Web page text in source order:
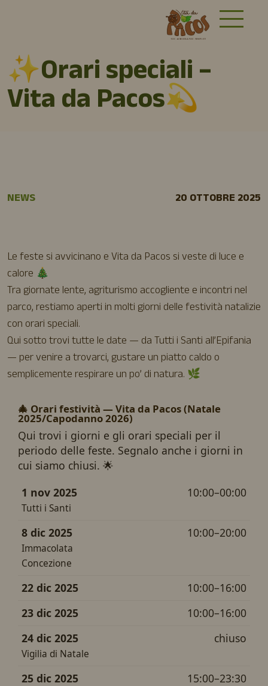
✨Orari speciali –
Vita da Pacos💫
NEWS 20 OTTOBRE 2025
Le feste si avvicinano e Vita da Pacos si veste di luce e
calore 🎄
Tra giornate lente, agriturismo accogliente e incontri nel
parco, restiamo aperti in molti giorni delle festività natalizie
con orari speciali.
Qui sotto trovi tutte le date — da Tutti i Santi all’Epifania
— per venire a trovarci, gustare un piatto caldo o
semplicemente respirare un po’ di natura. 🌿
🎄 Orari festività — Vita da Pacos (Natale
2025/Capodanno 2026)
Qui trovi i giorni e gli orari speciali per il
periodo delle feste. Segnalo anche i giorni in
cui siamo chiusi. 🌟
1 nov 2025
Tutti i Santi
10:00–00:00
8 dic 2025
Immacolata
Concezione
10:00–20:00
22 dic 2025
10:00–16:00
23 dic 2025
10:00–16:00
24 dic 2025
Vigilia di Natale
chiuso
25 dic 2025 15:00–23:30